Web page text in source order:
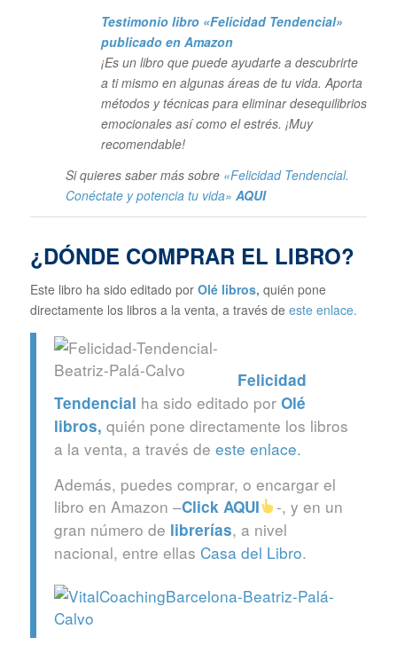
Testimonio libro «Felicidad Tendencial»
publicado en Amazon
¡Es un libro que puede ayudarte a descubrirte
a ti mismo en algunas áreas de tu vida. Aporta
métodos y técnicas para eliminar desequilibrios
emocionales así como el estrés. ¡Muy
recomendable!
Si quieres saber más sobre «Felicidad Tendencial.
Conéctate y potencia tu vida» AQUI
¿DÓNDE COMPRAR EL LIBRO?
Este libro ha sido editado por Olé libros, quién pone
directamente los libros a la venta, a través de este enlace.
Felicidad
Tendencial ha sido editado por Olé
libros, quién pone directamente los libros
a la venta, a través de este enlace.
Además, puedes comprar, o encargar el
libro en Amazon –Click AQUI
-, y en un
gran número de librerías, a nivel
nacional, entre ellas Casa del Libro.